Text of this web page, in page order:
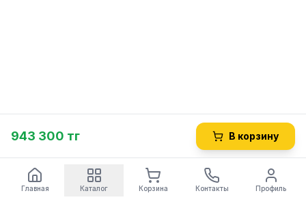
943 300 тг В корзину
Главная Каталог Корзина Контакты Профиль